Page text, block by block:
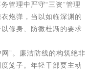
管理中严守“三资”管理
炮弹，当以如临深渊的
修身、防微杜渐的要求
”。廉洁防线的构筑绝非
笼子。年轻干部要主动